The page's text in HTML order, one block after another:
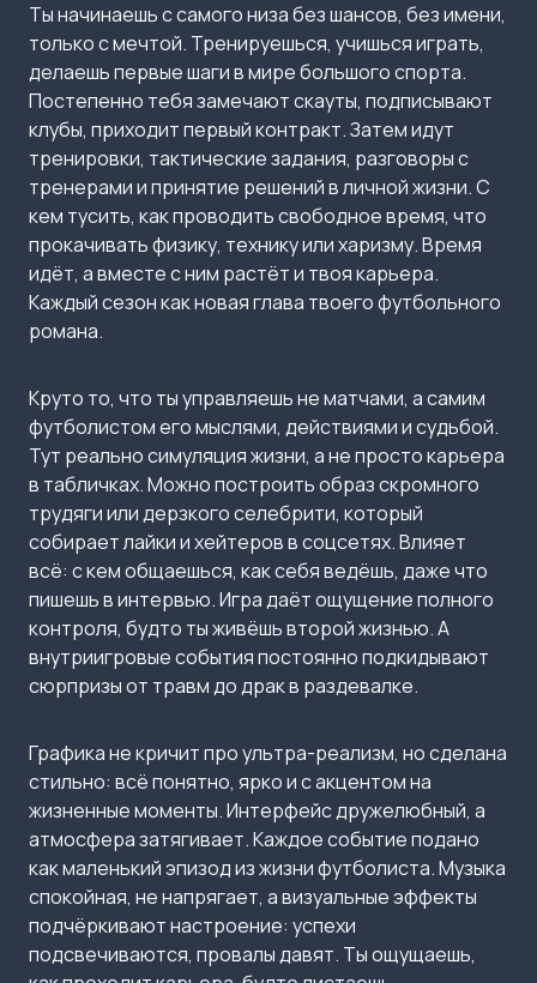
Ты начинаешь с самого низа без шансов, без имени,
только с мечтой. Тренируешься, учишься играть,
делаешь первые шаги в мире большого спорта.
Постепенно тебя замечают скауты, подписывают
клубы, приходит первый контракт. Затем идут
тренировки, тактические задания, разговоры с
тренерами и принятие решений в личной жизни. С
кем тусить, как проводить свободное время, что
прокачивать физику, технику или харизму. Время
идёт, а вместе с ним растёт и твоя карьера.
Каждый сезон как новая глава твоего футбольного
романа.
Круто то, что ты управляешь не матчами, а самим
футболистом его мыслями, действиями и судьбой.
Тут реально симуляция жизни, а не просто карьера
в табличках. Можно построить образ скромного
трудяги или дерзкого селебрити, который
собирает лайки и хейтеров в соцсетях. Влияет
всё: с кем общаешься, как себя ведёшь, даже что
пишешь в интервью. Игра даёт ощущение полного
контроля, будто ты живёшь второй жизнью. А
внутриигровые события постоянно подкидывают
сюрпризы от травм до драк в раздевалке.
Графика не кричит про ультра-реализм, но сделана
стильно: всё понятно, ярко и с акцентом на
жизненные моменты. Интерфейс дружелюбный, а
атмосфера затягивает. Каждое событие подано
как маленький эпизод из жизни футболиста. Музыка
спокойная, не напрягает, а визуальные эффекты
подчёркивают настроение: успехи
подсвечиваются, провалы давят. Ты ощущаешь,